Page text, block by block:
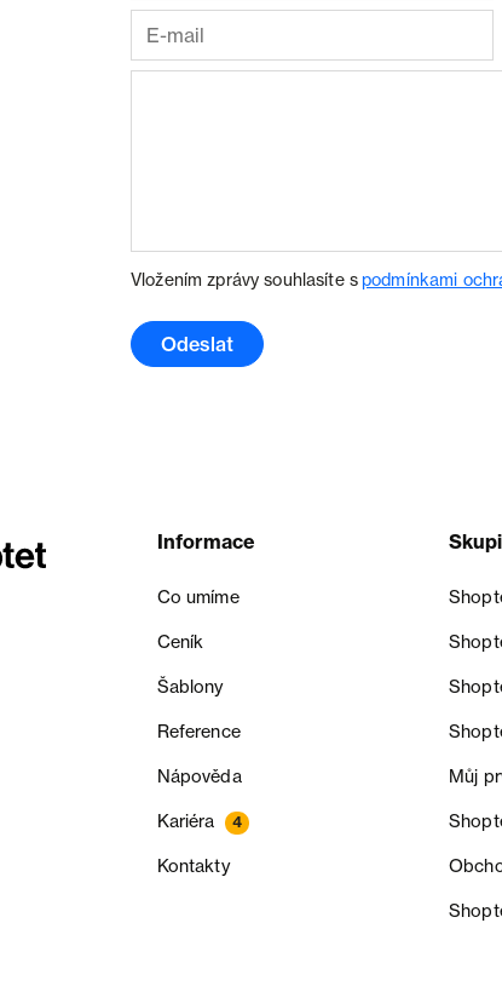
Vložením zprávy souhlasíte spodmínkami
Odeslat
Informace
Co umíme
Ceník
Šablony
Reference
Nápověda
Kariéra 4
Kontakty
Můj